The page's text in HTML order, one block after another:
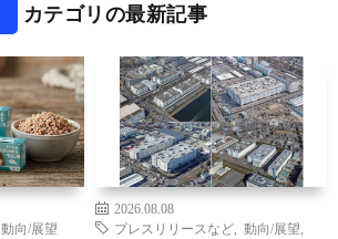
カテゴリの最新記事
動向/展望
2026.08.08
プレスリリースなど
動向/展望